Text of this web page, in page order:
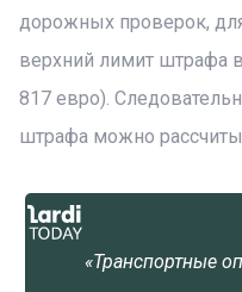
дорожных проверок,
верхний лимит штрафа
817 евро).
штрафа можно
«Транспортные